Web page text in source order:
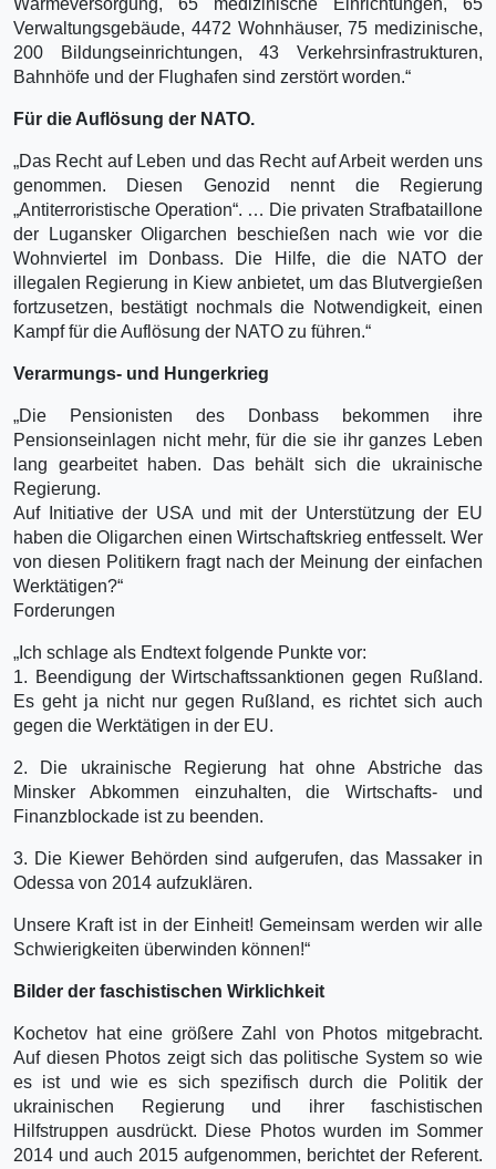
Verwaltungsgebäude, 4472 Wohnhäuser, 75 medizinische,
200 Bildungseinrichtungen, 43 Verkehrsinfrastrukturen,
Bahnhöfe und der Flughafen sind zerstört worden.“
Für die Auflösung der NATO.
„Das Recht auf Leben und das Recht auf Arbeit werden uns
genommen. Diesen Genozid nennt die Regierung
„Antiterroristische Operation“. … Die privaten Strafbataillone
der Lugansker Oligarchen beschießen nach wie vor die
Wohnviertel im Donbass. Die Hilfe, die die NATO der
illegalen Regierung in Kiew anbietet, um das Blutvergießen
fortzusetzen, bestätigt nochmals die Notwendigkeit, einen
Kampf für die Auflösung der NATO zu führen.“
Verarmungs- und Hungerkrieg
„Die Pensionisten des Donbass bekommen ihre
Pensionseinlagen nicht mehr, für die sie ihr ganzes Leben
lang gearbeitet haben. Das behält sich die ukrainische
Regierung.
Auf Initiative der USA und mit der Unterstützung der EU
haben die Oligarchen einen Wirtschaftskrieg entfesselt. Wer
von diesen Politikern fragt nach der Meinung der einfachen
Werktätigen?“
Forderungen
„Ich schlage als Endtext folgende Punkte vor:
1. Beendigung der Wirtschaftssanktionen gegen Rußland.
Es geht ja nicht nur gegen Rußland, es richtet sich auch
gegen die Werktätigen in der EU.
2. Die ukrainische Regierung hat ohne Abstriche das
Minsker Abkommen einzuhalten, die Wirtschafts- und
Finanzblockade ist zu beenden.
3. Die Kiewer Behörden sind aufgerufen, das Massaker in
Odessa von 2014 aufzuklären.
Unsere Kraft ist in der Einheit! Gemeinsam werden wir alle
Schwierigkeiten überwinden können!“
Bilder der faschistischen Wirklichkeit
Kochetov hat eine größere Zahl von Photos mitgebracht.
Auf diesen Photos zeigt sich das politische System so wie
es ist und wie es sich spezifisch durch die Politik der
ukrainischen Regierung und ihrer faschistischen
Hilfstruppen ausdrückt. Diese Photos wurden im Sommer
2014 und auch 2015 aufgenommen, berichtet der Referent.